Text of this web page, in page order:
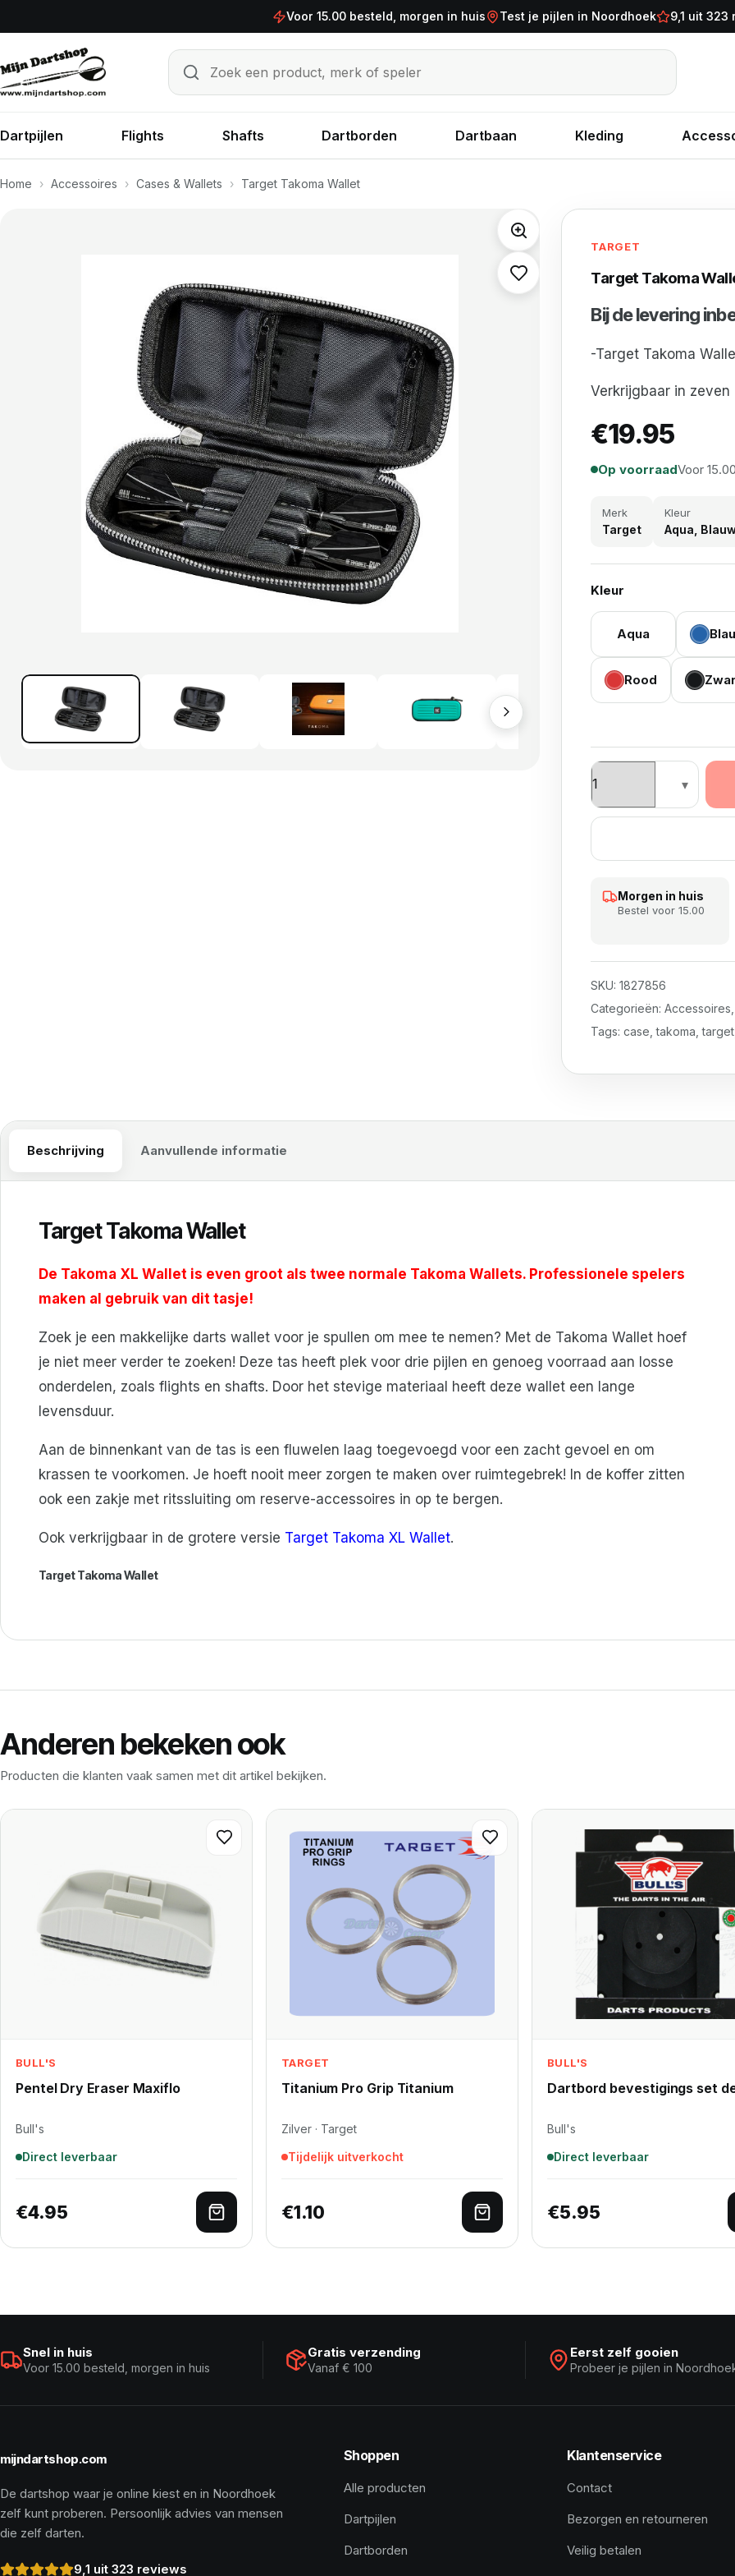
Voor 15.00 besteld, morgen in huis Test je pijlen in Noordhoek 9,1 uit 323
Zoek een product, merk of speler
Zoeken
Dartpijlen Flights Shafts Dartborden Dartbaan Kleding
Home › Accessoires › Cases & Wallets › Target Takoma Wallet
TARGET
Target Takoma
Bij de levering
-Target Takoma
Verkrijgbaar in zeven
€19.95
Op voorraadVoor
Merk
Target
Kleur
Aqua,
Kleur
Aqua
Rood
Target Takoma Wallet
Morgen in huis
Bestel voor 15.00
SKU:1827856
Categorieën:Accessoires
Tags:case ,takoma ,target
Beschrijving Aanvullende informatie
Target Takoma Wallet
De Takoma XL Wallet is even groot als twee normale Takoma Wallets. Professionele spelers
maken al gebruik van dit tasje!
Zoek je een makkelijke darts wallet voor je spullen om mee te nemen? Met de Takoma Wallet hoef
je niet meer verder te zoeken! Deze tas heeft plek voor drie pijlen en genoeg voorraad aan losse
onderdelen, zoals flights en shafts. Door het stevige materiaal heeft deze wallet een lange
levensduur.
Aan de binnenkant van de tas is een fluwelen laag toegevoegd voor een zacht gevoel en om
krassen te voorkomen. Je hoeft nooit meer zorgen te maken over ruimtegebrek! In de koffer zitten
ook een zakje met ritssluiting om reserve-accessoires in op te bergen.
Ook verkrijgbaar in de grotere versie Target Takoma XL Wallet.
Target Takoma Wallet
Anderen bekeken ook
Producten die klanten vaak samen met dit artikel bekijken.
BULL'S
Pentel Dry Eraser Maxiflo
Bull's
Direct leverbaar
€4.95 Toevoegen aan winkelwagen
TARGET
Titanium Pro Grip Titanium
Zilver · Target
Tijdelijk uitverkocht
€1.10 Lees verder
BULL'S
Dartbord bevestigings set
Bull's
Direct leverbaar
€5.95
Snel in huis
Voor 15.00 besteld, morgen in huis
Gratis verzending
Vanaf € 100
Eerst zelf gooien
Probeer je pijlen in
mijndartshop.com
De dartshop waar je online kiest en in Noordhoek
zelf kunt proberen. Persoonlijk advies van mensen
die zelf darten.
9,1 uit 323 reviews
Shoppen
Alle producten
Dartpijlen
Dartborden
Klantenservice
Contact
Bezorgen en retourneren
Veilig betalen